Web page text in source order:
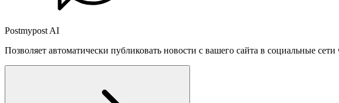
Postmypost AI
Позволяет автоматически публиковать новости с вашего сайта в социальные